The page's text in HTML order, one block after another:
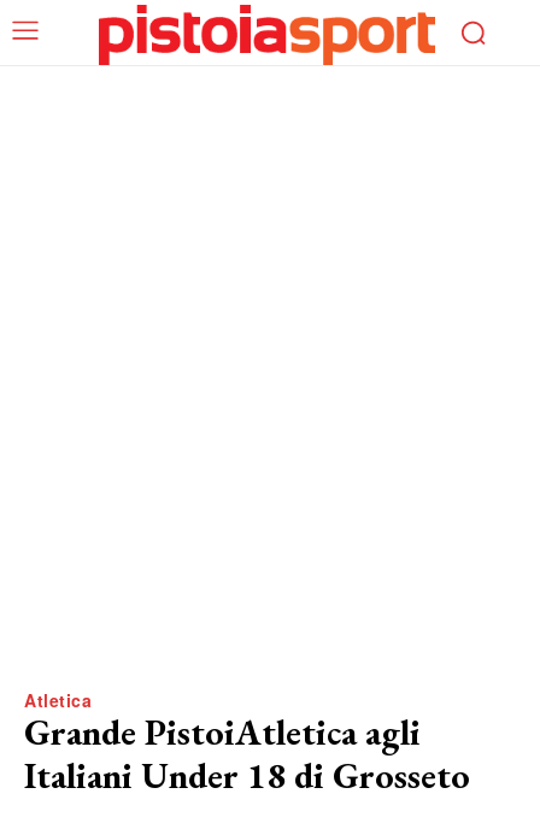
Atletica
Grande PistoiAtletica agli
Italiani Under 18 di Grosseto